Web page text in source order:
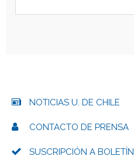
NOTICIAS U. DE CHILE
CONTACTO DE PRENSA
SUSCRIPCIÓN A BOLETÍN